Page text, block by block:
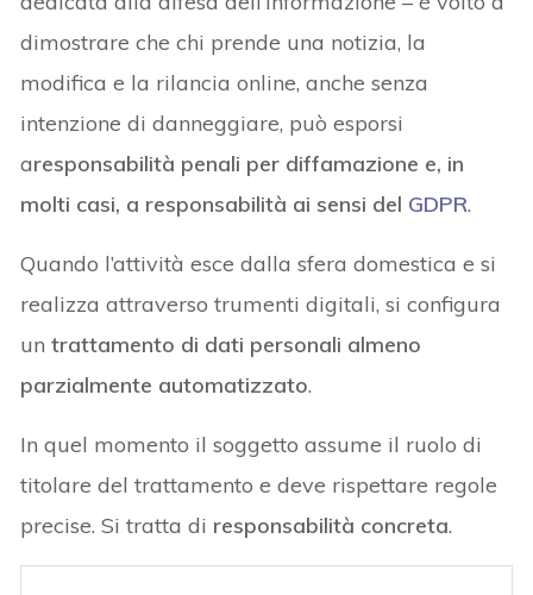
dimostrare che chi prende una notizia, la
modifica e la rilancia online, anche senza
intenzione di danneggiare, può esporsi
aresponsabilità penali per diffamazione e, in
molti casi, a responsabilità ai sensi del GDPR.
Quando l’attività esce dalla sfera domestica e si
realizza attraverso trumenti digitali, si configura
untrattamento di dati personali almeno
parzialmente automatizzato.
In quel momento il soggetto assume il ruolo di
titolare del trattamento e deve rispettare regole
precise. Si tratta di responsabilità concreta.